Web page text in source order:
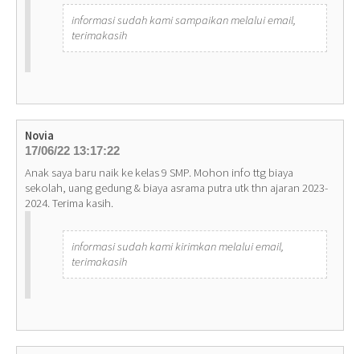
informasi sudah kami sampaikan melalui email,
terimakasih
Novia
17/06/22 13:17:22
Anak saya baru naik ke kelas 9 SMP. Mohon info ttg biaya
sekolah, uang gedung & biaya asrama putra utk thn ajaran 2023-
2024. Terima kasih.
informasi sudah kami kirimkan melalui email,
terimakasih